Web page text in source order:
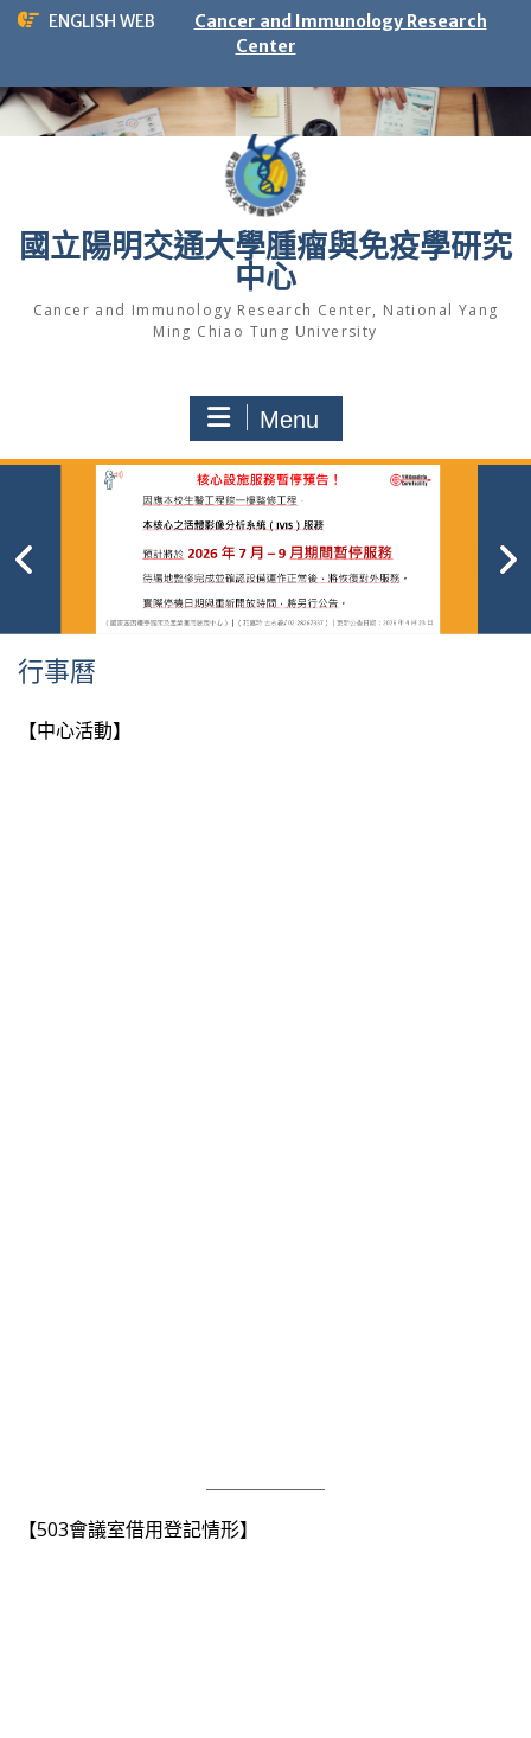
Skip
ENGLISH WEB
Cancer and Immunology Research
Center
國立陽明交通大學腫瘤與免疫學研究
中心
Cancer and Immunology Research Center, National Yang
Ming Chiao Tung University
Menu
行事曆
【中心活動】
【503會議室借用登記情形】